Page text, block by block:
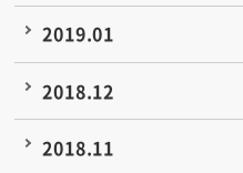
2019.01
2018.12
2018.11